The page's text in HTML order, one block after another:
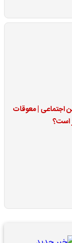
اجتماعی | معوقات
است؟